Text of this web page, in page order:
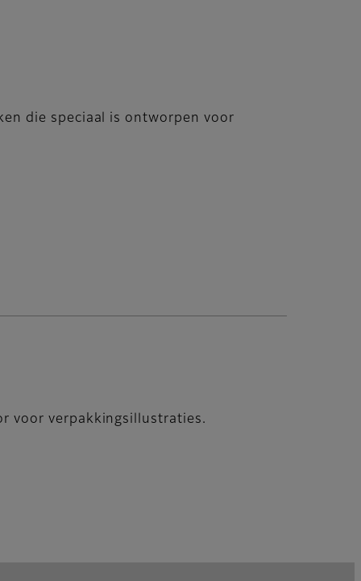
die speciaal is ontworpen voor
voor verpakkingsillustraties.